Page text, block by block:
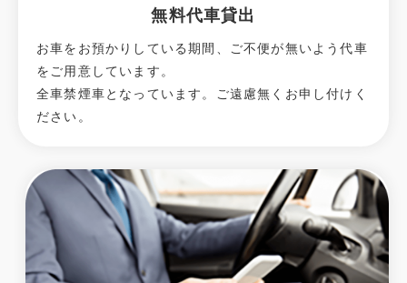
無料代車貸出
お車をお預かりしている期間、ご不便が無いよう代車
をご用意しています。
全車禁煙車となっています。ご遠慮無くお申し付けく
ださい。